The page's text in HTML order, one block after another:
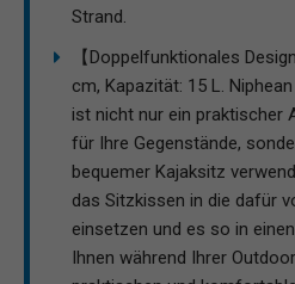
Strand.
【Doppelfunktionales
cm, Kapazität: 15 L.
ist nicht nur ein praktischer
für Ihre Gegenstände,
bequemer Kajaksitz
das Sitzkissen in die dafür
einsetzen und es so in
Ihnen während Ihrer